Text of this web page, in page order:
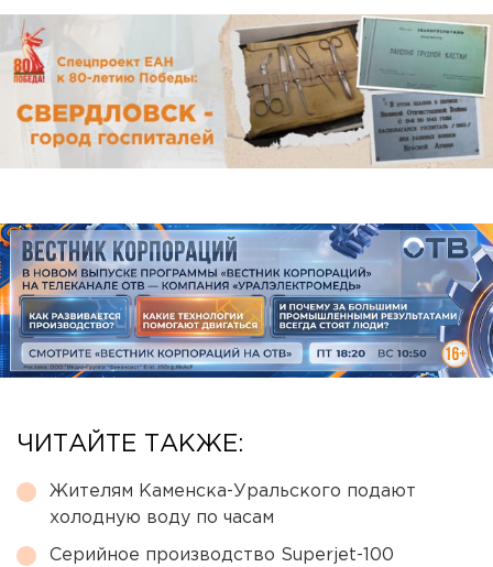
ЧИТАЙТЕ ТАКЖЕ:
Жителям Каменска-Уральского подают
холодную воду по часам
Серийное производство Superjet-100